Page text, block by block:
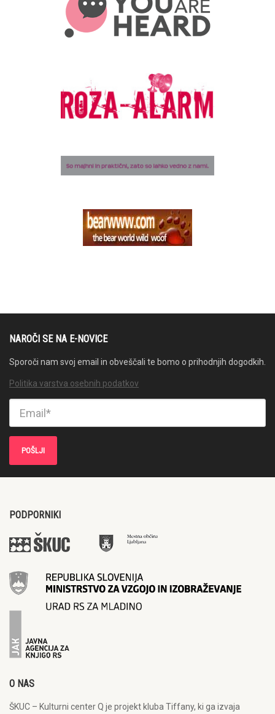
NAROČI SE NA E-NOVICE
Sporoči nam svoj email in obveščali te bomo o prihodnjih dogodkih.
Politika varstva osebnih podatkov
PODPORNIKI
O NAS
ŠKUC – Kulturni center Q je projekt kluba Tiffany, ki ga izvaja